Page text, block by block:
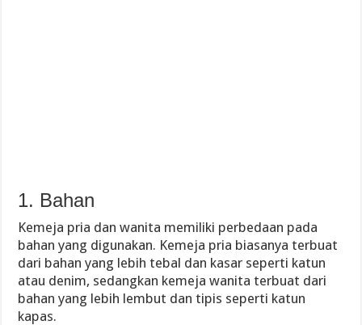
1. Bahan
Kemeja pria dan wanita memiliki perbedaan pada
bahan yang digunakan. Kemeja pria biasanya terbuat
dari bahan yang lebih tebal dan kasar seperti katun
atau denim, sedangkan kemeja wanita terbuat dari
bahan yang lebih lembut dan tipis seperti katun
kapas.